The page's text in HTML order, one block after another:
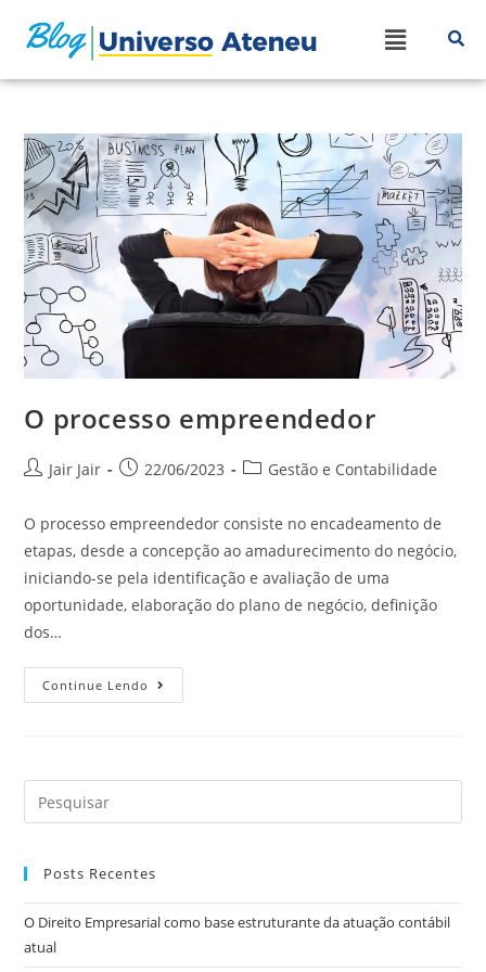
O processo empreendedor
Jair Jair 22/06/2023 Gestão e Contabilidade
O processo empreendedor consiste no encadeamento de
etapas, desde a concepção ao amadurecimento do negócio,
iniciando-se pela identificação e avaliação de uma
oportunidade, elaboração do plano de negócio, definição
dos…
Continue Lendo
Posts Recentes
O Direito Empresarial como base estruturante da atuação contábil
atual